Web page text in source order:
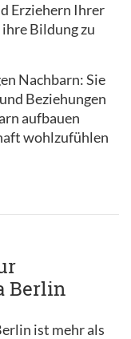
Erziehern Ihrer
Bildung zu
Nachbarn: Sie
Beziehungen
aufbauen
wohlzufühlen
Berlin
ist mehr als